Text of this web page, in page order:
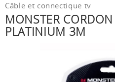
Câble et connectique tv
MONSTER
PLATINIUM 3M